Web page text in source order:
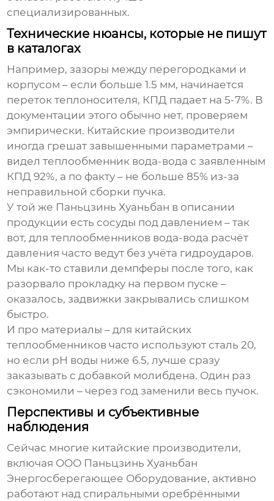
специализированных.
Технические нюансы, которые не пишут
в каталогах
Например, зазоры между перегородками и
корпусом – если больше 1.5 мм, начинается
переток теплоносителя, КПД падает на 5-7%. В
документации этого обычно нет, проверяем
эмпирически. Китайские производители
иногда грешат завышенными параметрами –
видел теплообменник вода-вода с заявленным
КПД 92%, а по факту – не больше 85% из-за
неправильной сборки пучка.
У той же Паньцзинь Хуаньбан в описании
продукции есть сосуды под давлением – так
вот, для теплообменников вода-вода расчёт
давления часто ведут без учёта гидроударов.
Мы как-то ставили демпферы после того, как
разорвало прокладку на первом пуске –
оказалось, задвижки закрывались слишком
быстро.
И про материалы – для китайских
теплообменников часто используют сталь 20,
но если pH воды ниже 6.5, лучше сразу
заказывать с добавкой молибдена. Один раз
сэкономили – через год заменили весь пучок.
Перспективы и субъективные
наблюдения
Сейчас многие китайские производители,
включая ООО Паньцзинь Хуаньбан
Энергосберегающее Оборудование, активно
работают над спиральными оребрёнными